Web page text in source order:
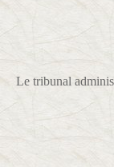
Le tribunal